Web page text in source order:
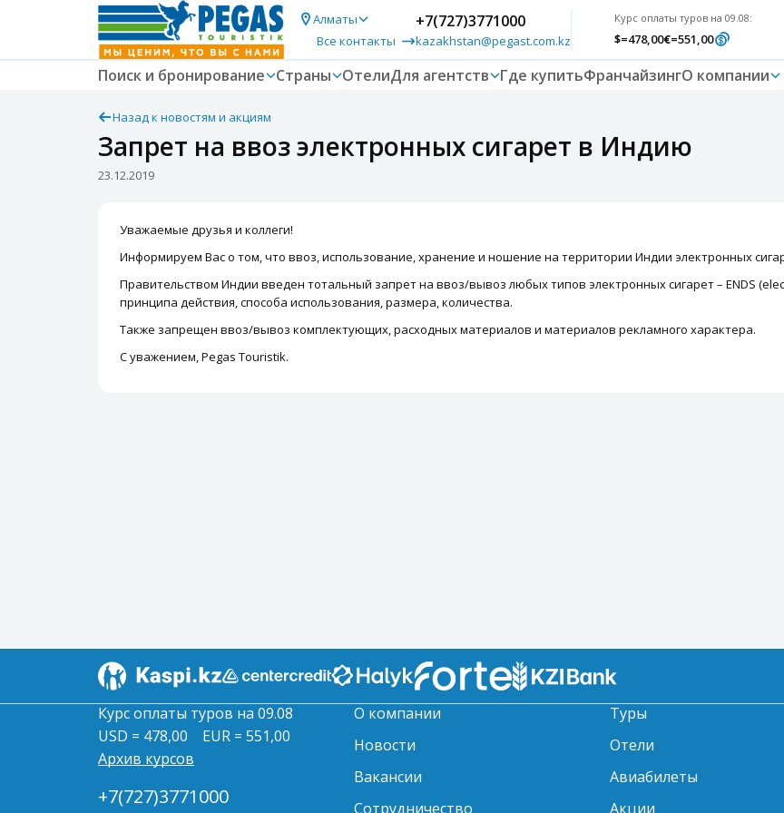
Алматы
Все контакты
+7(727)3771000
kazakhstan@pegast.com.kz
Курс оплаты туров на 09.08:
$=478,00€=551,00
Поиск и бронирование Страны ОтелиДля агентств Где купитьФранчайзингО компании
Назад к новостям и акциям
Запрет на ввоз электронных сигарет в Индию
23.12.2019
Уважаемые друзья и коллеги!
Информируем Вас о том, что ввоз, использование, хранение и ношение на территории Индии электронных
Правительством Индии введен тотальный запрет на ввоз/вывоз любых типов электронных сигарет – ENDS
принципа действия, способа использования, размера, количества.
Также запрещен ввоз/вывоз комплектующих, расходных материалов и материалов рекламного характера.
С уважением, Pegas Touristik.
Курс оплаты туров на 09.08
USD = 478,00
EUR = 551,00
Архив курсов
+7(727)3771000
О компании
Новости
Вакансии
Сотрудничество
Туры
Отели
Авиабилеты
Акции